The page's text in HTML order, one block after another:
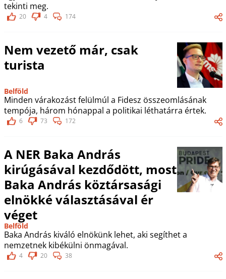
tekinti meg.
20 4 174
Nem vezető már, csak
turista
Belföld
Minden várakozást felülmúl a Fidesz összeomlásának
tempója, három hónappal a politikai léthatárra értek.
6 73 172
A NER Baka András
kirúgásával kezdődött, most
Baka András köztársasági
elnökké választásával ér
véget
Belföld
Baka András kiváló elnökünk lehet, aki segíthet a
nemzetnek kibékülni önmagával.
4 20 38